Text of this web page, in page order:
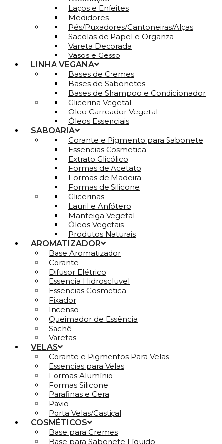
Laços e Enfeites
Medidores
Pés/Puxadores/Cantoneiras/Alças
Sacolas de Papel e Organza
Vareta Decorada
Vasos e Gesso
LINHA VEGANA
Bases de Cremes
Bases de Sabonetes
Bases de Shampoo e Condicionador
Glicerina Vegetal
Oleo Carreador Vegetal
Óleos Essenciais
SABOARIA
Corante e Pigmento para Sabonete
Essencias Cosmetica
Extrato Glicólico
Formas de Acetato
Formas de Madeira
Formas de Silicone
Glicerinas
Lauril e Anfótero
Manteiga Vegetal
Óleos Vegetais
Produtos Naturais
AROMATIZADOR
Base Aromatizador
Corante
Difusor Elétrico
Essencia Hidrosoluvel
Essencias Cosmetica
Fixador
Incenso
Queimador de Essência
Sachê
Varetas
VELAS
Corante e Pigmentos Para Velas
Essencias para Velas
Formas Alumínio
Formas Silicone
Parafinas e Cera
Pavio
Porta Velas/Castiçal
COSMÉTICOS
Base para Cremes
Base para Sabonete Líquido